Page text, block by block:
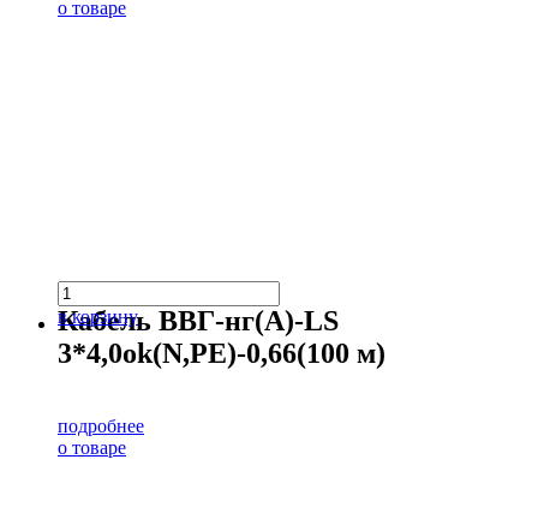
о товаре
в корзину
Кабель ВВГ-нг(А)-LS
3*4,0ok(N,PE)-0,66(100 м)
подробнее
о товаре